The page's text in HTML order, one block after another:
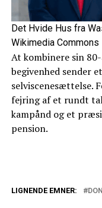
Det Hvide Hus fra
Wikimedia Commons
At kombinere sin
begivenhed sender
selviscenesættelse.
fejring af et rundt
kampånd og et
pension.
LIGNENDE EMNER: